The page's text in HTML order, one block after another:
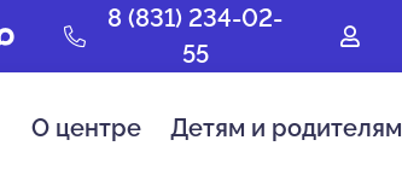
8 (831) 234-02-
55
О центре Детям и родителям